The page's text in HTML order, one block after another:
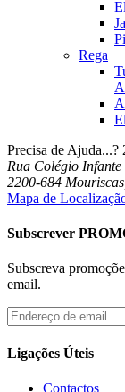
Rega
Precisa de Ajuda...?
Rua Colégio Infante
2200-684
Mapa de
Subscrever
Subscreva
email.
Endereço
de
email
Ligações Úteis
Contactos